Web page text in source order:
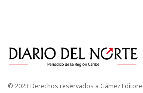
© 2023 Derechos reservados a Gámez